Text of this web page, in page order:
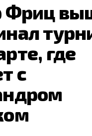
Фриц
где
с